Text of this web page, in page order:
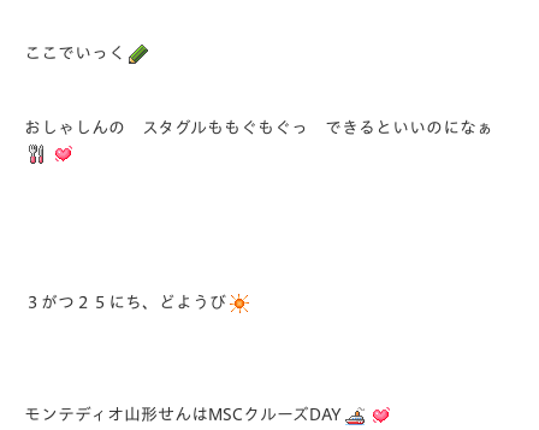
ここでいっく
おしゃしんの スタグルももぐもぐっ できるといいのになぁ
３がつ２５にち、どようび
モンテディオ山形せんはMSCクルーズDAY